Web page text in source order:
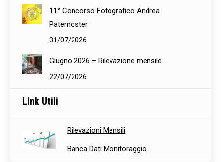
11° Concorso Fotografico Andrea
Paternoster
31/07/2026
Giugno 2026 – Rilevazione mensile
22/07/2026
Link Utili
Rilevazioni Mensili
Banca Dati Monitoraggio